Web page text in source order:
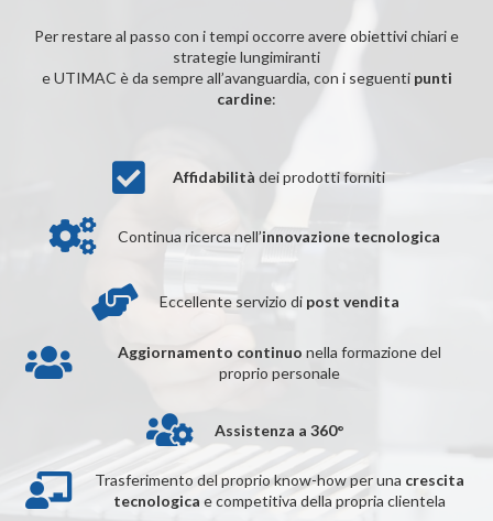
Per restare al passo con i tempi occorre avere obiettivi chiari e
strategie lungimiranti
e UTIMAC è da sempre all’avanguardia, con i seguenti punti
cardine:
Affidabilità dei prodotti forniti
Continua ricerca nell’innovazione tecnologica
Eccellente servizio di post vendita
Aggiornamento continuo nella formazione del
proprio personale
Assistenza a 360°
Trasferimento del proprio know-how per una crescita
tecnologica e competitiva della propria clientela